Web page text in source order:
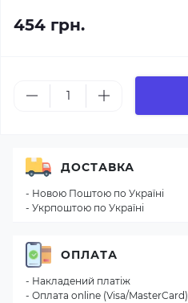
454 грн.
ДОСТАВКА
- Новою Поштою по Україні
- Укрпоштою по Україні
ОПЛАТА
- Накладений платіж
- Оплата online (Visa/MasterCard)